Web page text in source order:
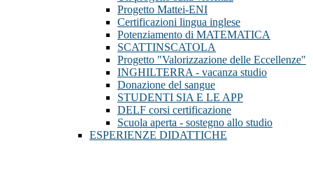
Progetto Mattei-ENI
Certificazioni lingua inglese
Potenziamento di MATEMATICA
SCATTINSCATOLA
Progetto "Valorizzazione delle Eccellenze"
INGHILTERRA - vacanza studio
Donazione del sangue
STUDENTI SIA E LE APP
DELF corsi certificazione
Scuola aperta - sostegno allo studio
ESPERIENZE DIDATTICHE